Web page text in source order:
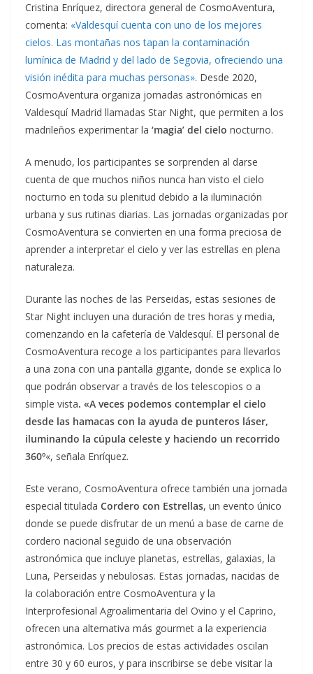
Cristina Enríquez, directora general de CosmoAventura,
comenta: «Valdesquí cuenta con uno de los mejores
cielos. Las montañas nos tapan la contaminación
lumínica de Madrid y del lado de Segovia, ofreciendo una
visión inédita para muchas personas». Desde 2020,
CosmoAventura organiza jornadas astronómicas en
Valdesquí Madrid llamadas Star Night, que permiten a los
madrileños experimentar la ‘magia’ del cielo nocturno.
A menudo, los participantes se sorprenden al darse
cuenta de que muchos niños nunca han visto el cielo
nocturno en toda su plenitud debido a la iluminación
urbana y sus rutinas diarias. Las jornadas organizadas por
CosmoAventura se convierten en una forma preciosa de
aprender a interpretar el cielo y ver las estrellas en plena
naturaleza.
Durante las noches de las Perseidas, estas sesiones de
Star Night incluyen una duración de tres horas y media,
comenzando en la cafetería de Valdesquí. El personal de
CosmoAventura recoge a los participantes para llevarlos
a una zona con una pantalla gigante, donde se explica lo
que podrán observar a través de los telescopios o a
simple vista. «A veces podemos contemplar el cielo
desde las hamacas con la ayuda de punteros láser,
iluminando la cúpula celeste y haciendo un recorrido
360º«, señala Enríquez.
Este verano, CosmoAventura ofrece también una jornada
especial titulada Cordero con Estrellas, un evento único
donde se puede disfrutar de un menú a base de carne de
cordero nacional seguido de una observación
astronómica que incluye planetas, estrellas, galaxias, la
Luna, Perseidas y nebulosas. Estas jornadas, nacidas de
la colaboración entre CosmoAventura y la
Interprofesional Agroalimentaria del Ovino y el Caprino,
ofrecen una alternativa más gourmet a la experiencia
astronómica. Los precios de estas actividades oscilan
entre 30 y 60 euros, y para inscribirse se debe visitar la